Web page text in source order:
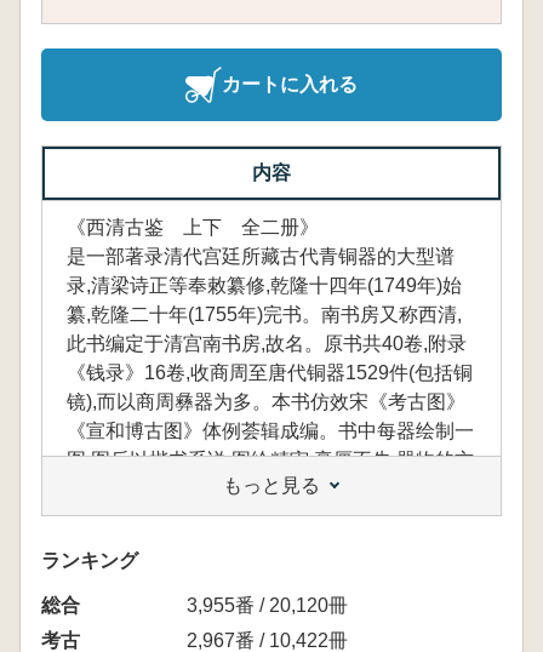
カートに入れる
内容
《西清古鉴 上下 全二册》
是一部著录清代宫廷所藏古代青铜器的大型谱
录,清梁诗正等奉敕纂修,乾隆十四年(1749年)始
纂,乾隆二十年(1755年)完书。南书房又称西清,
此书编定于清宫南书房,故名。原书共40卷,附录
《钱录》16卷,收商周至唐代铜器1529件(包括铜
镜),而以商周彝器为多。本书仿效宋《考古图》
《宣和博古图》体例荟辑成编。书中每器绘制一
图,图后以楷书系说;图绘精审,毫厘不失,器物的方
圆围径、高广轻重记载详明,对古器物的铭文均
钩摹注释。由于本书所收器物一向深藏清宫,且
数量很大,对研究古代青铜器具有重要史料价值
与艺术价值。上海书店出版社曾于2012年影印
出版《西清古鉴》,时隔十余年,市场上仍有一定
影响,因此决定重印再版,满足广大读者的需求,本
もっと見る
ランキング
総合
3,955番 / 20,120冊
考古
2,967番 / 10,422冊